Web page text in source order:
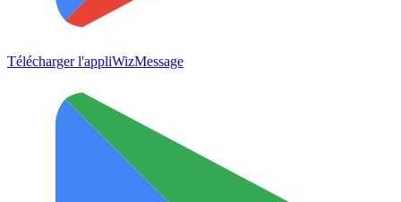
Télécharger l'appliWizMessage